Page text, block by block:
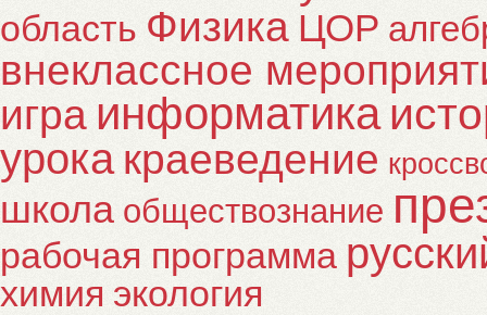
область Физика ЦОР
внеклассное
игра информатика
урока краеведение
школа обществознание
рабочая программа
химия экология